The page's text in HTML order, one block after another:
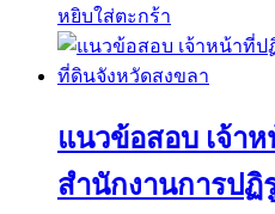
หยิบใส่ตะกร้า
แนวข้อสอบ เจ้า
สำนักงานการป